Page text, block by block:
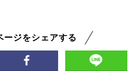
ージをシェアする